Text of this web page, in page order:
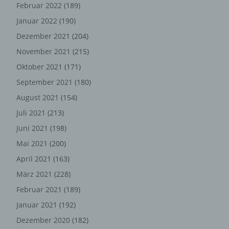
Februar 2022 (189)
Januar 2022 (190)
Dezember 2021 (204)
November 2021 (215)
Oktober 2021 (171)
September 2021 (180)
August 2021 (154)
Juli 2021 (213)
Juni 2021 (198)
Mai 2021 (200)
April 2021 (163)
März 2021 (228)
Februar 2021 (189)
Januar 2021 (192)
Dezember 2020 (182)
Funktionsfähigkeit unserer informationstechnologischen
Systeme und der Technik unserer Internetseite zu
im Falle eines Cyberangriffes die zur Strafverfolgung
notwendigen Informationen bereitzustellen. Diese
anonym erhobenen Daten und Informationen werden
Ziel ausgewertet, den Datenschutz und die
Datensicherheit in unserem Unternehmen zu erhöhen,
um letztlich ein optimales Schutzniveau für die von uns
sicherzustellen. Die anonymen Daten der Server-Logfiles
werden getrennt von allen durch eine betroffene Person
angegebenen personenbezogenen Daten gespeichert.
Registrierung auf unserer
Internetseite
Die betroffene Person hat die Möglichkeit, sich auf der
Internetseite des für die Verarbeitung Verantwortlichen